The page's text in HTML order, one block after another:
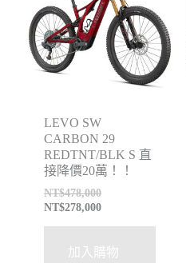
LEVO SW
CARBON 29
REDTNT/BLK S 直
接降價20萬！！
NT$478,000
NT$278,000
加入購物